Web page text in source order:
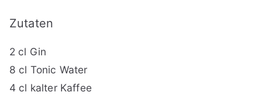
Zutaten
2 cl Gin
8 cl Tonic Water
4 cl kalter Kaffee